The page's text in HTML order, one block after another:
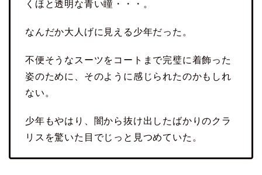
くほと透明な青い瞳・・・。
なんだか大人げに見える少年だった。
不便そうなスーツをコートまで完璧に着飾った
姿のために、そのように感じられたのかもしれ
ない。
少年もやはり、闇から抜け出したばかりのクラ
リスを驚いた目でじっと見つめていた。